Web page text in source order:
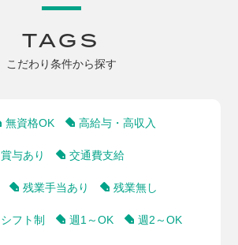
TAGS
こだわり条件から探す
無資格OK 高給与・高収入
賞与あり 交通費支給
残業手当あり 残業無し
シフト制 週1～OK 週2～OK